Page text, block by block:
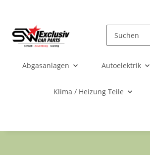
Abgasanlagen Autoelektrik
Klima / Heizung Teile